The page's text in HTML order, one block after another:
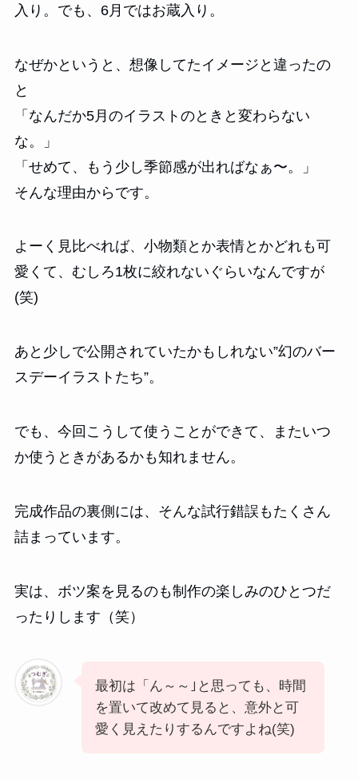
入り。でも、6月ではお蔵入り。
なぜかというと、想像してたイメージと違ったの
と
「なんだか5月のイラストのときと変わらない
な。」
「せめて、もう少し季節感が出ればなぁ〜。」
そんな理由からです。
よーく見比べれば、小物類とか表情とかどれも可
愛くて、むしろ1枚に絞れないぐらいなんですが
(笑)
あと少しで公開されていたかもしれない”幻のバー
スデーイラストたち”。
でも、今回こうして使うことができて、またいつ
か使うときがあるかも知れません。
完成作品の裏側には、そんな試行錯誤もたくさん
詰まっています。
実は、ボツ案を見るのも制作の楽しみのひとつだ
ったりします（笑）
最初は「ん～～｣と思っても、時間
を置いて改めて見ると、意外と可
愛く見えたりするんですよね(笑)